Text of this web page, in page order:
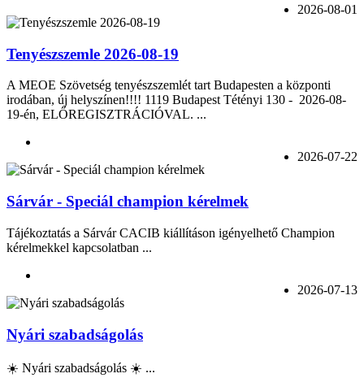
2026-08-01
Tenyészszemle 2026-08-19
A MEOE Szövetség tenyészszemlét tart Budapesten a központi
irodában, új helyszínen!!!! 1119 Budapest Tétényi 130 - 2026-08-
19-én, ELŐREGISZTRÁCIÓVAL. ...
2026-07-22
Sárvár - Speciál champion kérelmek
Tájékoztatás a Sárvár CACIB kiállításon igényelhető Champion
kérelmekkel kapcsolatban ...
2026-07-13
Nyári szabadságolás
☀️ Nyári szabadságolás ☀️ ...